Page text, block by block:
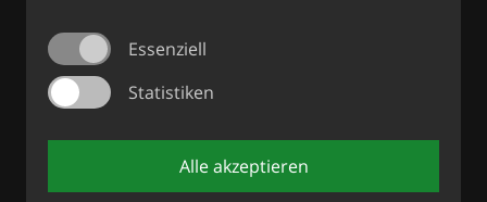
Vielzahl von Chancen kam man im ersten
Spiel gegen den TSV Waging nicht über ein
0:0 hinaus. Doch schon eine Woche später
wurde beim Heimspiel gegen die SG
Kammer/Otting ein klarer 3:0 Sieg
Essenziell
Statistiken
Alle akzeptieren